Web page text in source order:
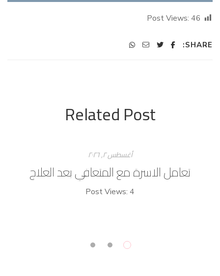
Post Views: 46
SHARE:
Related Post
أغسطس ۲, ۲۰۲٦
تعامل الاسرة مع المتعافي بعد العلاج
Post Views: 4